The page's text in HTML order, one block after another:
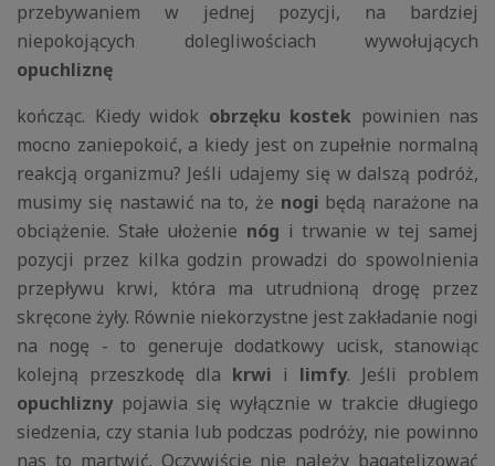
przebywaniem w jednej pozycji, na bardziej
niepokojących dolegliwościach wywołujących
opuchliznę
kończąc. Kiedy widok obrzęku kostek powinien nas
mocno zaniepokoić, a kiedy jest on zupełnie normalną
reakcją organizmu? Jeśli udajemy się w dalszą podróż,
musimy się nastawić na to, że nogi będą narażone na
obciążenie. Stałe ułożenie nóg i trwanie w tej samej
pozycji przez kilka godzin prowadzi do spowolnienia
przepływu krwi, która ma utrudnioną drogę przez
skręcone żyły. Równie niekorzystne jest zakładanie nogi
na nogę - to generuje dodatkowy ucisk, stanowiąc
kolejną przeszkodę dla krwi i limfy. Jeśli problem
opuchliznypojawia się wyłącznie w trakcie długiego
siedzenia, czy stania lub podczas podróży, nie powinno
nas to martwić. Oczywiście nie należy bagatelizować